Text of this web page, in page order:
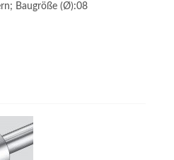
Baugröße (Ø):08